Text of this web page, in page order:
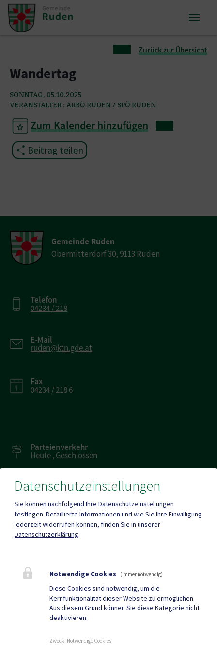
Zum Inhalt springen
Zum Seitenende springen
Zurück zur Übersicht
Wandertag
SONNTAG, 05.10.2025
VERANSTALTER : ARBÖ RUDEN / SPÖ RUDEN
Zum Kalender hinzufügen
Beitrag teilen
Gemeinde Ruden
Obermitterdorf 30, 9113 Ruden
Telefon
04234 / 218
E-Mail
ruden@ktn.gde.at
Fax
04234 / 218 6
Parteienverkehr
Heute , Geschlossen
Amtsstunden
Mehr
Quicklinks
Geko digital Gemeinde-
Sport & Freizeit
Gemeindenachrichten
Termine
Datenschutzeinstellungen
Sie können nachfolgend Ihre Datenschutzeinstellungen
festlegen. Detaillierte Informationen und wie Sie Ihre Einwilligung
jederzeit widerrufen können, finden Sie in unserer
Datenschutzerklärung.
Notwendige Cookies (immer notwendig)
Diese Cookies sind notwendig, um die
Kernfunktionalität dieser Website zu ermöglichen.
Aus diesem Grund können Sie diese Kategorie nicht
deaktivieren.
Zweck: Notwendige Cookies